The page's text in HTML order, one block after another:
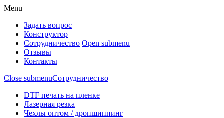
Menu
Задать вопрос
Конструктор
Сотрудничество Open submenu
Отзывы
Контакты
Close submenuСотрудничество
DTF печать на пленке
Лазерная резка
Чехлы оптом / дропшиппинг